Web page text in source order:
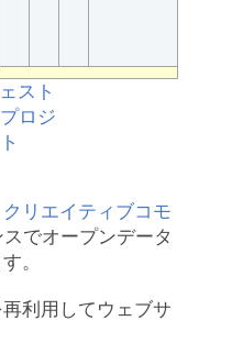
クリエイティブコモ
でオープンデータ
。
利用してウェブサ